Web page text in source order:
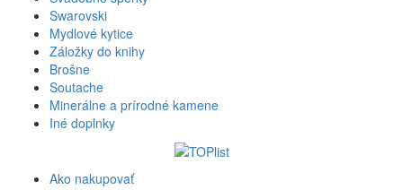
Swarovski
Mydlové kytice
Záložky do knihy
Brošne
Soutache
Minerálne a prírodné kamene
Iné doplnky
Ako nakupovať